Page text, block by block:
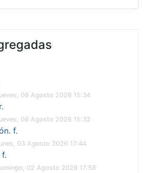
06 Agosto 2026 15:34
06 Agosto 2026 15:32
f.
03 Agosto 2026 17:44
02 Agosto 2026 17:58